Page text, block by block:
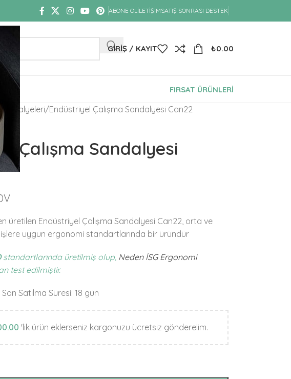
ABONE OLİLETIŞIMSATIŞ SONRASI DESTEK
GIRIŞ / KAYIT ₺0.00
FIRSAT ÜRÜNLERİ
Endüstriyel Çalışma Sandalyesi Can22
Çalışma Sandalyesi
üretilen Endüstriyel Çalışma Sandalyesi Can22, orta ve
uygun ergonomi standartlarında bir üründür
standartlarında üretilmiş olup, Neden İSG Ergonomi
test edilmiştir.
Son Satılma Süresi: 18 gün
'lik ürün eklerseniz kargonuzu ücretsiz gönderelim.